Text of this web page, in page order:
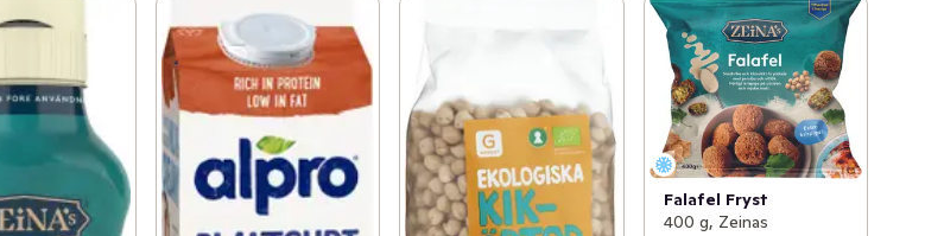
Falafel Fryst
400 g, Zeinas